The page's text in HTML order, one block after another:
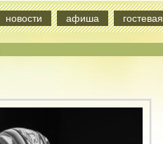
новости афиша гостевая